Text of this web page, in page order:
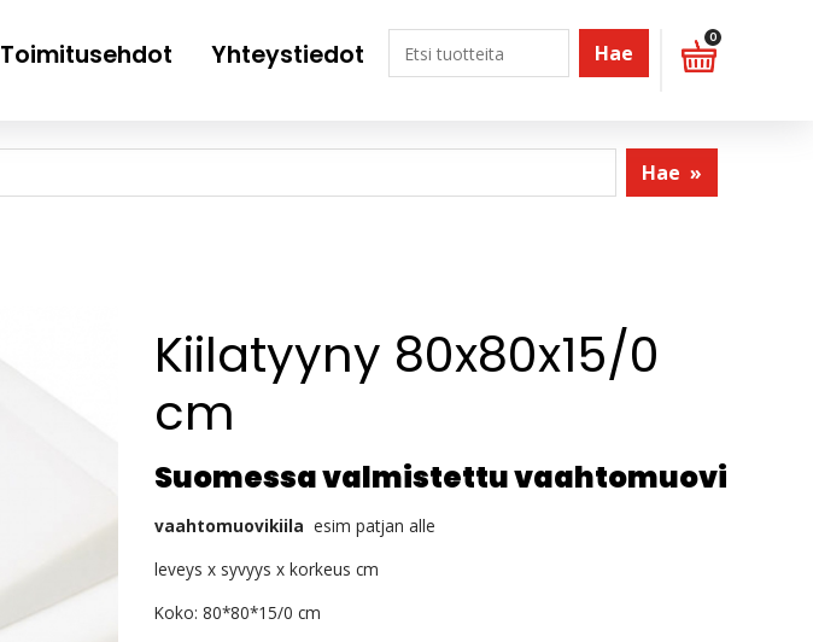
Toimitusehdot Yhteystiedot Hae
0
Hae »
Kiilatyyny 80x80x15/0
cm
Suomessa valmistettu vaahtomuovi
vaahtomuovikiila esim patjan alle
leveys x syvyys x korkeus cm
Koko: 80*80*15/0 cm